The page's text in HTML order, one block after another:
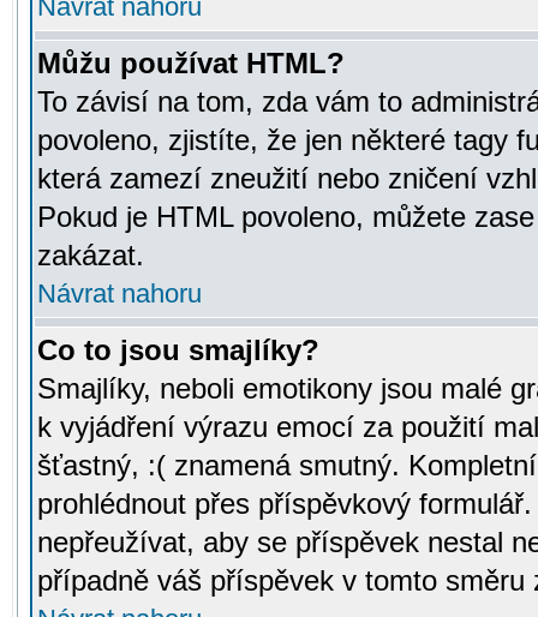
Návrat nahoru
Můžu používat HTML?
To závisí na tom, zda vám to
povoleno, zjistíte, že jen některé tagy
která zamezí zneužití nebo zničení
Pokud je HTML povoleno, můžete
zakázat.
Návrat nahoru
Co to jsou smajlíky?
Smajlíky, neboli emotikony jsou malé
k vyjádření výrazu emocí za použití
šťastný, :( znamená smutný.
prohlédnout přes příspěvkový
nepřeužívat, aby se příspěvek nestal
případně váš příspěvek v tomto směru